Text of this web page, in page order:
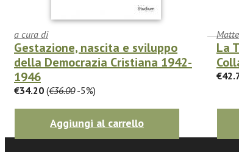
a cura di
Gestazione, nascita e sviluppo
della Democrazia Cristiana 1942-
1946
€34.20 (€36.00-5%)
Aggiungi al carrello
La
facebook Twitter